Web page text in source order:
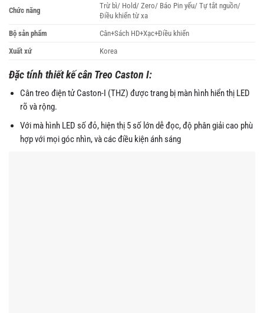
Chức năng
Trừ bì/ Hold/ Zero/ Báo Pin yếu/ Tự tắt nguồn/
Điều khiển từ xa
Bộ sản phẩm
Cân+Sách HD+Xạc+Điều khiển
Xuất xứ
Korea
Đặc tính thiết kế cân Treo Caston I:
Cân treo điện tử Caston-I (THZ) được trang bị màn hình hiển thị LED
rõ và rộng.
Với mà hình LED số đỏ, hiện thị 5 số lớn dễ đọc, độ phân giải cao phù
hợp với mọi góc nhìn, và các điều kiện ánh sáng